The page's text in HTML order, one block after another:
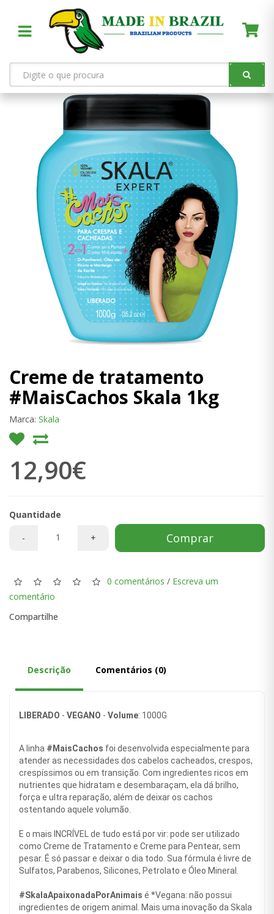
Creme de tratamento
#MaisCachos Skala 1kg
Marca: Skala
12,90€
Quantidade
-
+ Comprar
0 comentários / Escreva um
comentário
Compartilhe
Descrição Comentários (0)
LIBERADO - VEGANO - Volume: 1000G
A linha #MaisCachos foi desenvolvida especialmente para
atender as necessidades dos cabelos cacheados, crespos,
crespíssimos ou em transição. Com ingredientes ricos em
nutrientes que hidratam e desembaraçam, ela dá brilho,
força e ultra reparação, além de deixar os cachos
ostentando aquele volumão.
E o mais INCRÍVEL de tudo está por vir: pode ser utilizado
como Creme de Tratamento e Creme para Pentear, sem
pesar. É só passar e deixar o dia todo. Sua fórmula é livre de
Sulfatos, Parabenos, Silicones, Petrolato e Óleo Mineral.
#SkalaApaixonadaPorAnimais é *Vegana: não possui
ingredientes de origem animal. Mais uma inovação da Skala